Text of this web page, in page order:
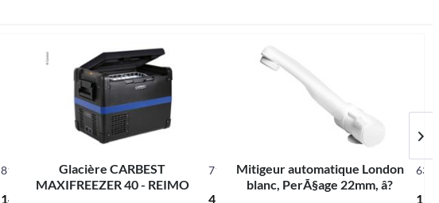
81310
14,95 € *
Glacière CARBEST
MAXIFREEZER 40 - REIMO
71371
499,00 € *
Mitigeur automatique London
blanc, PerÃ§age 22mm, â?